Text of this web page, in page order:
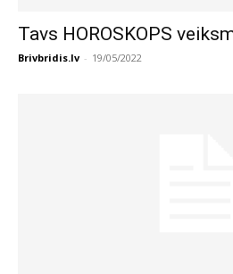
Tavs HOROSKOPS
Brivbridis.lv - 19/05/2022